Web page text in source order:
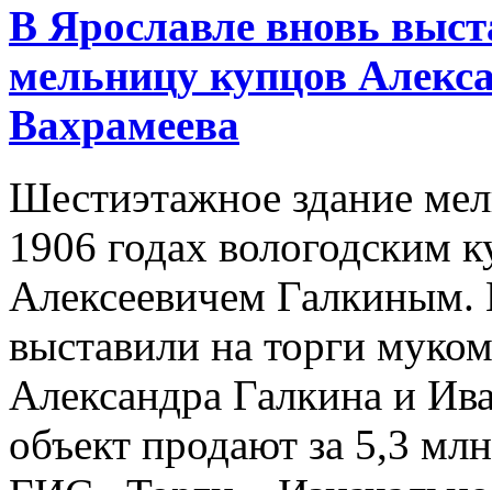
В Ярославле вновь
мельницу купцов
Вахрамеева
Шестиэтажное здание
1906 годах вологодским
Алексеевичем Галкиным.
выставили на торги
Александра Галкина и
объект продают за 5,3